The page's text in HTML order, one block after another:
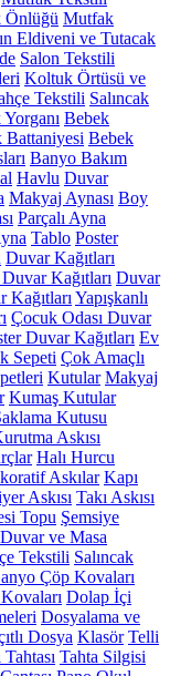
Önlüğü Mutfak
Eldiveni ve Tutacak
Salon Tekstili
Koltuk Örtüsü ve
Tekstili Salıncak
Bebek
Battaniyesi Bebek
Banyo Bakım
Havlu Duvar
Makyaj Aynası Boy
Parçalı Ayna
Tablo Poster
Duvar Kağıtları
Kağıtları Duvar
Yapışkanlı
Çocuk Odası Duvar
Duvar Kağıtları Ev
Sepeti Çok Amaçlı
Kutular Makyaj
Kumaş Kutular
Kutusu
Askısı
Halı Hurcu
Askılar Kapı
Askısı Takı Askısı
Topu Şemsiye
Duvar ve Masa
Tekstili Salıncak
Çöp Kovaları
Dolap İçi
Dosyalama ve
Dosya Klasör Telli
Tahtası Tahta Silgisi